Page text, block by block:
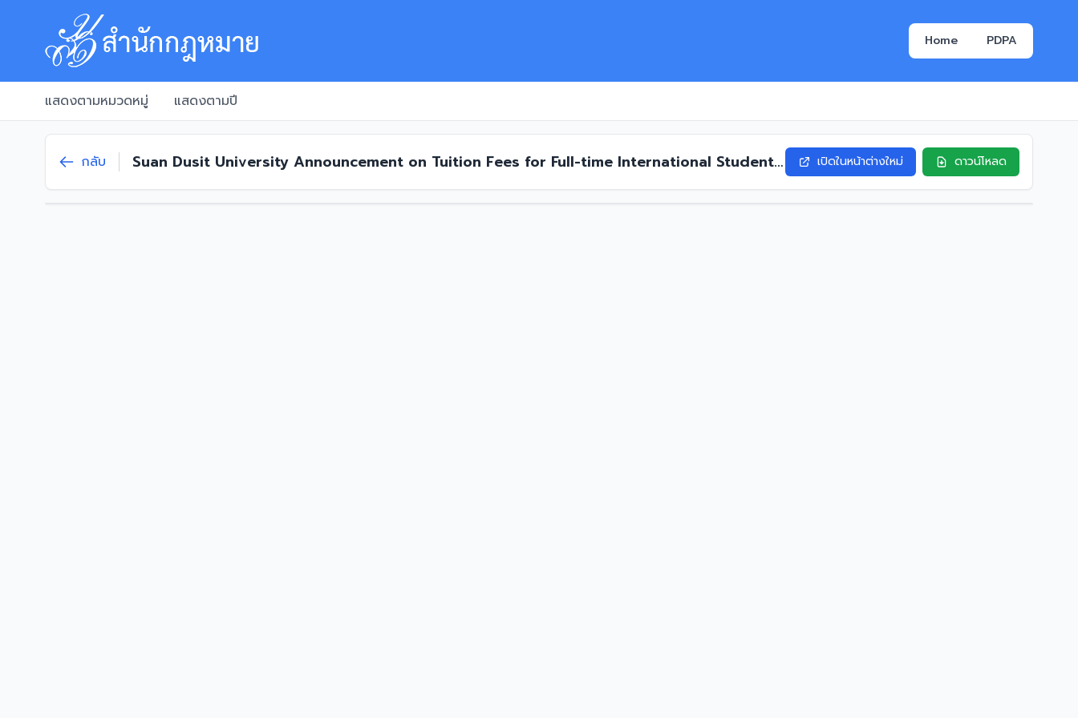
Home PDPA
แสดงตามหมวดหมู่ แสดงตามปี
กลับ
Suan Dusit University Announcement on Tuition Fees for Full-time International Students
of the Bachelor of Education Program in Early Childhood Education, and the Bachelor of
เปิดในหน้าต่างใหม่ ดาวน์โหลด